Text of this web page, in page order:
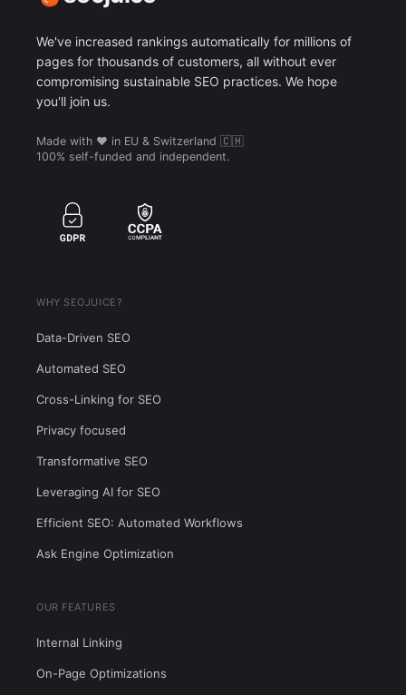
We've increased rankings automatically for millions of
pages for thousands of customers, all without ever
compromising sustainable SEO practices. We hope
you'll join us.
Made with ❤️ in EU & Switzerland 🇨🇭
100% self-funded and independent.
WHY SEOJUICE?
Data-Driven SEO
Automated SEO
Cross-Linking for SEO
Privacy focused
Transformative SEO
Leveraging AI for SEO
Efficient SEO: Automated Workflows
Ask Engine Optimization
OUR FEATURES
Internal Linking
On-Page Optimizations